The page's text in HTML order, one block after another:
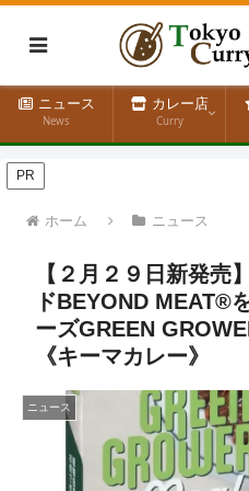
ニュース
News
カレー店
Curry
PR
ホーム ニュース
【２月２９日新発売
ドBEYOND MEAT®
ーズGREEN
《キーマカレー》
ニュース